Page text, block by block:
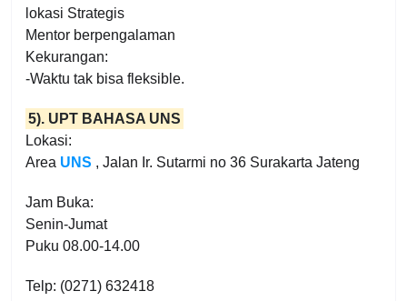
lokasi Strategis
Mentor berpengalaman
Kekurangan:
-Waktu tak bisa fleksible.
5). UPT BAHASA UNS
Lokasi:
Area UNS , Jalan Ir. Sutarmi no 36 Surakarta Jateng
Jam Buka:
Senin-Jumat
Puku 08.00-14.00
Telp: (0271) 632418